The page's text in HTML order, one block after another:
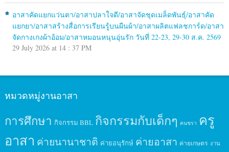
อาสาคัดแยกแว่นตา/อาสาปลาใจดี/อาสาจัดชุดเมล็ดพันธุ์/อาสาคัด
แยกยา/อาสาสร้างสื่อการเรียนรู้บนผืนผ้า/อาสาผลิตแฟลชการ์ด/อาสา
จัดกางเกงผ้าอ้อม/อาสาหมอนหนุนอุ่นรัก วันที่ 22-23, 29-30 ส.ค. 2569
29 July 2026 at 14 : 37 PM
หมวดหมู่งานอาสา
การศึกษา กิจกรรม BBL กิจกรรมกับเด็กๆ คนชรา ครู
อาสา ค่ายนานาชาติ ค่ายอนุรักษ์ ค่ายอาสา ค่ายเกษตร งาน